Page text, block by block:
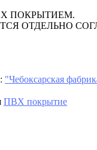
ПОКРЫТИЕМ.
ОТДЕЛЬНО
"Чебоксарская
ПВХ покрытие